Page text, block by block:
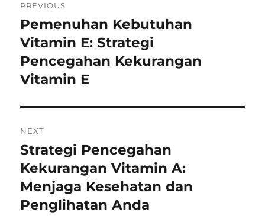
pos
PREVIOUS
Previous
post:
Pemenuhan Kebutuhan
Vitamin E: Strategi
Pencegahan Kekurangan
Vitamin E
NEXT
Next
post:
Strategi Pencegahan
Kekurangan Vitamin A:
Menjaga Kesehatan dan
Penglihatan Anda